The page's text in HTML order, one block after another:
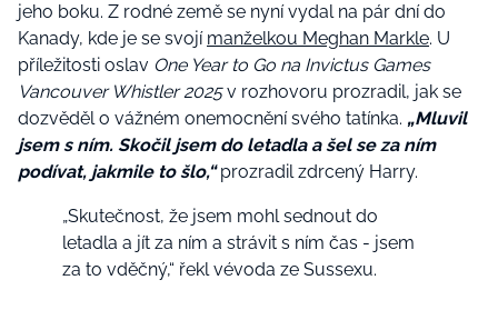
jeho boku. Z rodné země se nyní vydal na pár dní do
Kanady, kde je se svojí manželkou Meghan Markle. U
příležitosti oslav One Year to Go na Invictus Games
Vancouver Whistler 2025v rozhovoru prozradil, jak se
dozvěděl o vážném onemocnění svého tatínka. „Mluvil
jsem s ním. Skočil jsem do letadla a šel se za ním
podívat, jakmile to šlo,“prozradil zdrcený Harry.
„Skutečnost, že jsem mohl sednout do
letadla a jít za ním a strávit s ním čas - jsem
za to vděčný,“ řekl vévoda ze Sussexu.